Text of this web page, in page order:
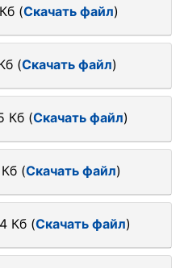
(Скачать файл)
(Скачать файл)
Кб (Скачать файл)
(Скачать файл)
Кб (Скачать файл)